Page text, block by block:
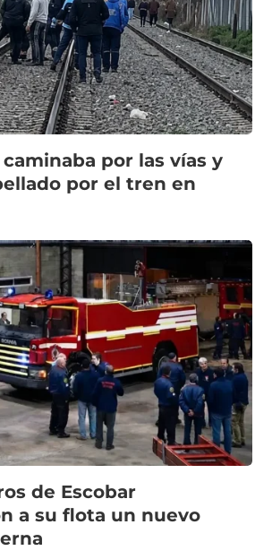
por las vías y
por el tren en
de Escobar
a su flota un nuevo